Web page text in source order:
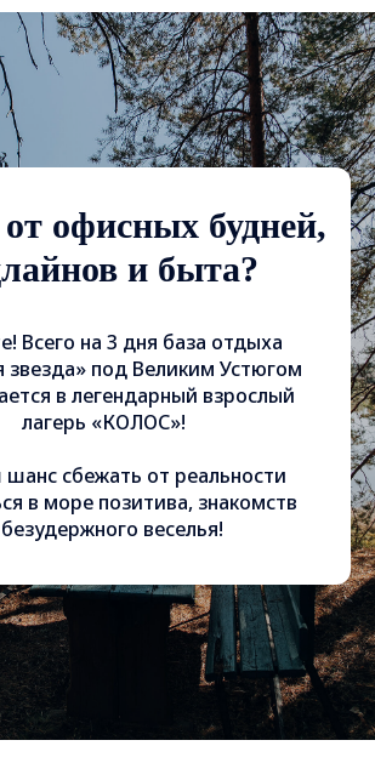
офисных будней,
и быта?
Всего на 3 дня база отдыха
звезда» под Великим Устюгом
в легендарный взрослый
лагерь «КОЛОС»!
сбежать от реальности
в море позитива, знакомств
веселья!